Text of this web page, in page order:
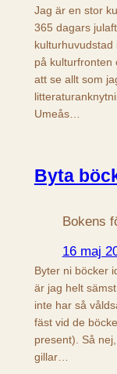
Jag är en stor
365 dagars
kulturhuvudstad
på kulturfronten
att se allt som
Umeås…
Byta
Bokens
16 maj
Byter ni böcker
är jag helt
inte har så
fäst vid de
present). Så
gillar…